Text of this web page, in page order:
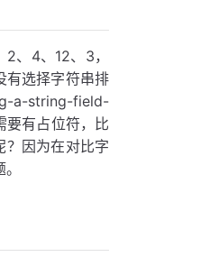
、4、12、3，
有选择字符串排
a-string-field-
有占位符，比
？因为在对比字